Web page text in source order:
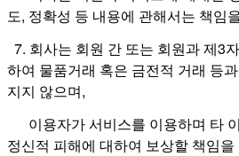
도, 정확성 등 내용에 관해서는 책임
7. 회사는 회원 간 또는 회원과 제3
하여 물품거래 혹은 금전적 거래 등
지지 않으며,
이용자가 서비스를 이용하며 타
정신적 피해에 대하여 보상할 책임